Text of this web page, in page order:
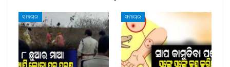
ସମାଚାର ସମାଚାର